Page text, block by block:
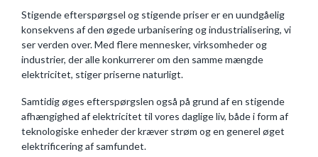
Stigende efterspørgsel og stigende priser er en uundgåelig
konsekvens af den øgede urbanisering og industrialisering, vi
ser verden over. Med flere mennesker, virksomheder og
industrier, der alle konkurrerer om den samme mængde
elektricitet, stiger priserne naturligt.
Samtidig øges efterspørgslen også på grund af en stigende
afhængighed af elektricitet til vores daglige liv, både i form af
teknologiske enheder der kræver strøm og en generel øget
elektrificering af samfundet.